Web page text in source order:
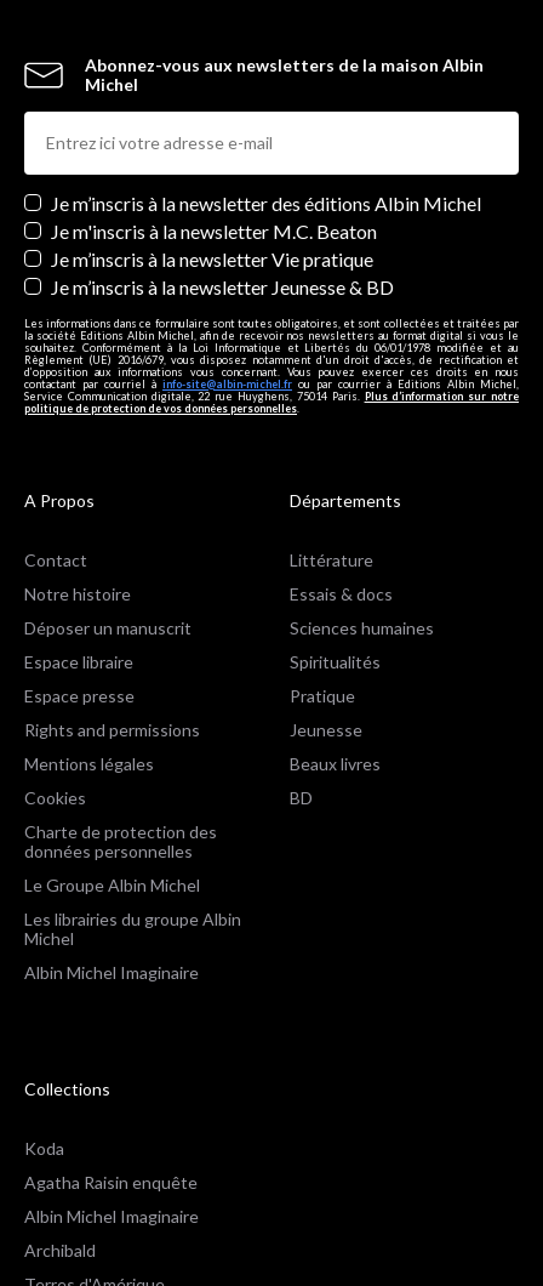
Abonnez-vous aux newsletters de la maison Albin
Michel
Newsletters
Je m’inscris à la newsletter des éditions Albin Michel
Je m'inscris à la newsletter M.C. Beaton
Je m’inscris à la newsletter Vie pratique
Je m’inscris à la newsletter Jeunesse & BD
Les informations dans ce formulaire sont toutes obligatoires, et sont collectées et traitées par
la société Editions Albin Michel, afin de recevoir nos newsletters au format digital si vous le
souhaitez. Conformément à la Loi Informatique et Libertés du 06/01/1978 modifiée et au
Règlement (UE) 2016/679, vous disposez notamment d'un droit d'accès, de rectification et
d’opposition aux informations vous concernant. Vous pouvez exercer ces droits en nous
contactant par courriel à info-site@albin-michel.fr ou par courrier à Editions Albin Michel,
Service Communication digitale, 22 rue Huyghens, 75014 Paris. Plus d’information sur notre
politique de protection de vos données personnelles
A Propos
Contact
Notre histoire
Déposer un manuscrit
Espace libraire
Espace presse
Rights and permissions
Mentions légales
Cookies
Charte de protection des
données personnelles
Le Groupe Albin Michel
Les librairies du groupe Albin
Michel
Albin Michel Imaginaire
Départements
Littérature
Essais & docs
Sciences humaines
Spiritualités
Pratique
Jeunesse
Beaux livres
BD
Collections
Koda
Agatha Raisin enquête
Albin Michel Imaginaire
Archibald